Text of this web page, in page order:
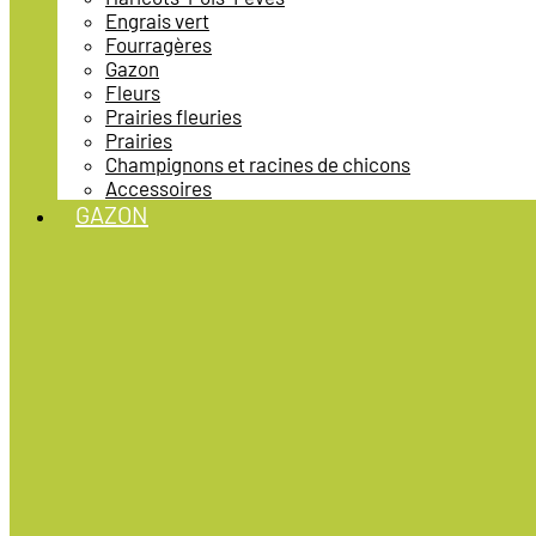
Engrais vert
Fourragères
Gazon
Fleurs
Prairies fleuries
Prairies
Champignons et racines de chicons
Accessoires
GAZON